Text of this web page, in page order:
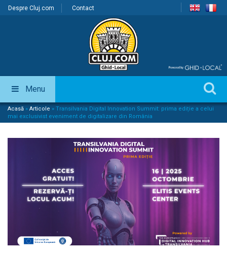
Despre Cluj.com Contact
Menu
Acasă » Articole » Transilvania Digital Innovation Summit: prima ediție a celui
mai exclusivist eveniment de digitalizare din România